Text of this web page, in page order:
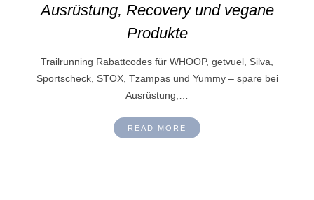
Ausrüstung, Recovery und vegane
Produkte
Trailrunning Rabattcodes für WHOOP, getvuel, Silva,
Sportscheck, STOX, Tzampas und Yummy – spare bei
Ausrüstung,…
READ MORE